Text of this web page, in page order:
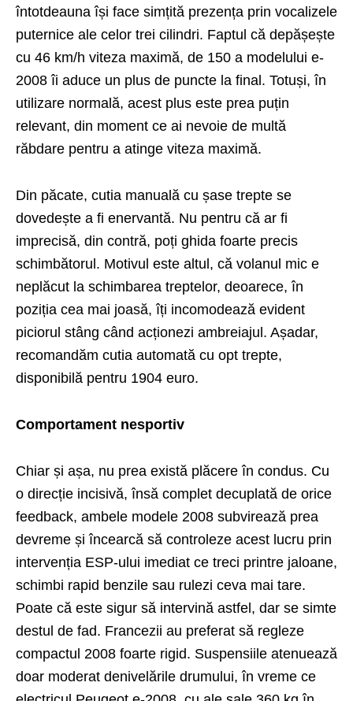
întotdeauna își face simțită prezența prin vocalizele
puternice ale celor trei cilindri. Faptul că depășește
cu 46 km/h viteza maximă, de 150 a modelului e-
2008 îi aduce un plus de puncte la final. Totuși, în
utilizare normală, acest plus este prea puțin
relevant, din moment ce ai nevoie de multă
răbdare pentru a atinge viteza maximă.
Din păcate, cutia manuală cu șase trepte se
dovedește a fi enervantă. Nu pentru că ar fi
imprecisă, din contră, poți ghida foarte precis
schimbătorul. Motivul este altul, că volanul mic e
neplăcut la schimbarea treptelor, deoarece, în
poziția cea mai joasă, îți incomodează evident
piciorul stâng când acționezi ambreiajul. Așadar,
recomandăm cutia automată cu opt trepte,
disponibilă pentru 1904 euro.
Comportament nesportiv
Chiar și așa, nu prea există plăcere în condus. Cu
o direcție incisivă, însă complet decuplată de orice
feedback, ambele modele 2008 subvirează prea
devreme și încearcă să controleze acest lucru prin
intervenția ESP-ului imediat ce treci printre jaloane,
schimbi rapid benzile sau rulezi ceva mai tare.
Poate că este sigur să intervină astfel, dar se simte
destul de fad. Francezii au preferat să regleze
compactul 2008 foarte rigid. Suspensiile atenuează
doar moderat denivelările drumului, în vreme ce